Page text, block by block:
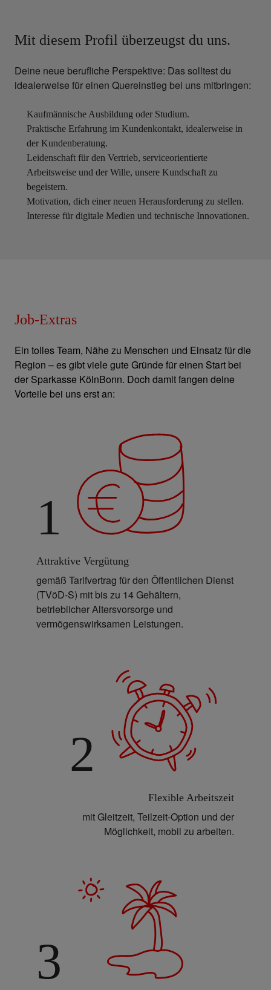
Mit diesem Profil überzeugst du uns.
Deine neue berufliche Perspektive: Das solltest du
idealerweise für einen Quereinstieg bei uns mitbringen:
Kaufmännische Ausbildung oder Studium.
Praktische Erfahrung im Kundenkontakt, idealerweise in
der Kundenberatung.
Leidenschaft für den Vertrieb, serviceorientierte
Arbeitsweise und der Wille, unsere Kundschaft zu
begeistern.
Motivation, dich einer neuen Herausforderung zu stellen.
Interesse für digitale Medien und technische Innovationen.
Job-Extras
Ein tolles Team, Nähe zu Menschen und Einsatz für die
Region – es gibt viele gute Gründe für einen Start bei
der Sparkasse KölnBonn. Doch damit fangen deine
Vorteile bei uns erst an:
1
Attraktive Vergütung
gemäß Tarifvertrag für den Öffentlichen Dienst
(TVöD-S) mit bis zu 14 Gehältern,
betrieblicher Altersvorsorge und
vermögenswirksamen Leistungen.
2
Flexible Arbeitszeit
mit Gleitzeit, Teilzeit-Option und der
Möglichkeit, mobil zu arbeiten.
3